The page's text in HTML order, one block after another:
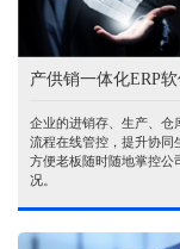
产供销一体化ERP
企业的进销存、生产、仓
流程在线管控，提升协同
方便老板随时随地掌控公
况。